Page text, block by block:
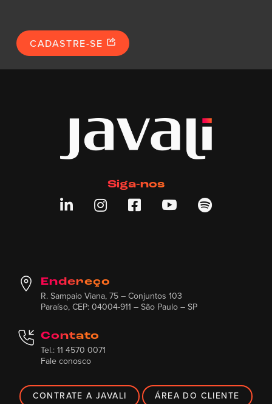
CADASTRE-SE
Siga-nos
    
Endereço
R. Sampaio Viana, 75 – Conjuntos 103
Paraíso, CEP: 04004-911 – São Paulo – SP
Contato
Tel.: 11 4570 0071
Fale conosco
CONTRATE A JAVALI ÁREA DO CLIENTE